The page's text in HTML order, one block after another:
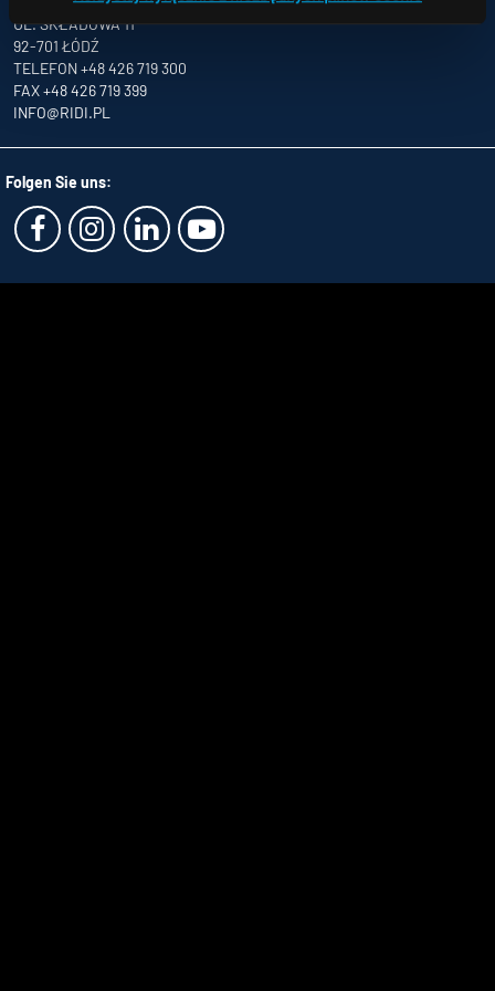
UL. SKŁADOWA 11
92-701 ŁÓDŹ
TELEFON +48 426 719 300
FAX +48 426 719 399
INFO@RIDI.PL
Folgen Sie uns: